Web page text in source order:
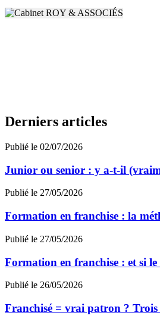
Derniers articles
Publié le 02/07/2026
Junior ou senior : y a-t-il
Publié le 27/05/2026
Formation en franchise : la
Publié le 27/05/2026
Formation en franchise : et si
Publié le 26/05/2026
Franchisé = vrai patron ? Trois